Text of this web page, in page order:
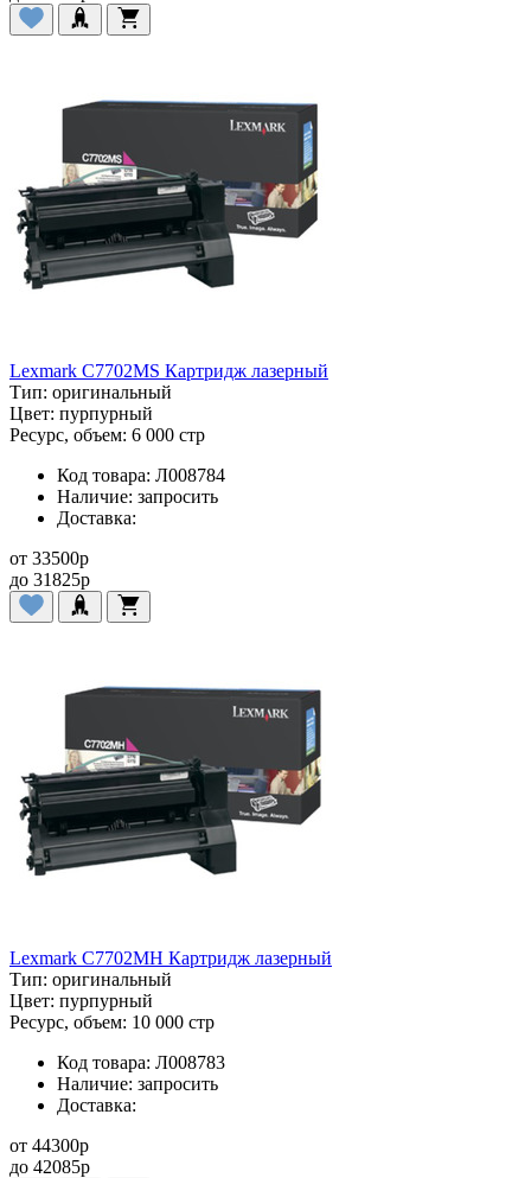
Lexmark C7702MS Картридж лазерный
Тип: оригинальный
Цвет: пурпурный
Ресурс, объем: 6 000 стр
Код товара: Л008784
Наличие: запросить
Доставка:
от 33500p
до 31825p
Lexmark C7702MH Картридж лазерный
Тип: оригинальный
Цвет: пурпурный
Ресурс, объем: 10 000 стр
Код товара: Л008783
Наличие: запросить
Доставка:
от 44300p
до 42085p